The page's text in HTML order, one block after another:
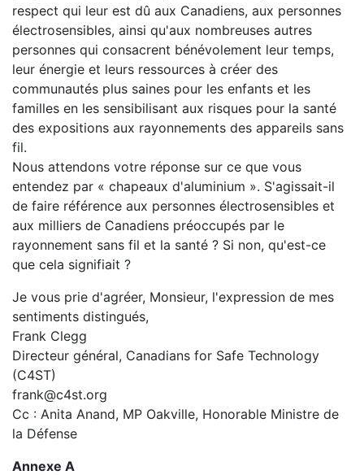
respect qui leur est dû aux Canadiens, aux personnes
électrosensibles, ainsi qu'aux nombreuses autres
personnes qui consacrent bénévolement leur temps,
leur énergie et leurs ressources à créer des
communautés plus saines pour les enfants et les
familles en les sensibilisant aux risques pour la santé
des expositions aux rayonnements des appareils sans
fil.
Nous attendons votre réponse sur ce que vous
entendez par « chapeaux d'aluminium ». S'agissait-il
de faire référence aux personnes électrosensibles et
aux milliers de Canadiens préoccupés par le
rayonnement sans fil et la santé ? Si non, qu'est-ce
que cela signifiait ?
Je vous prie d'agréer, Monsieur, l'expression de mes
sentiments distingués,
Frank Clegg
Directeur général, Canadians for Safe Technology
(C4ST)
frank@c4st.org
Cc : Anita Anand, MP Oakville, Honorable Ministre de
la Défense
Annexe A